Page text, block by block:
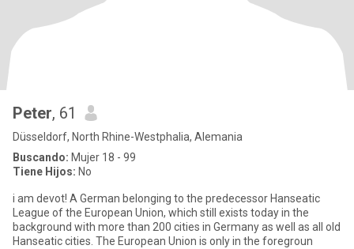
Peter, 61
Düsseldorf, North Rhine-Westphalia, Alemania
Buscando: Mujer 18 - 99
Tiene Hijos: No
i am devot! A German belonging to the predecessor Hanseatic
League of the European Union, which still exists today in the
background with more than 200 cities in Germany as well as all old
Hanseatic cities. The European Union is only in the foregroun